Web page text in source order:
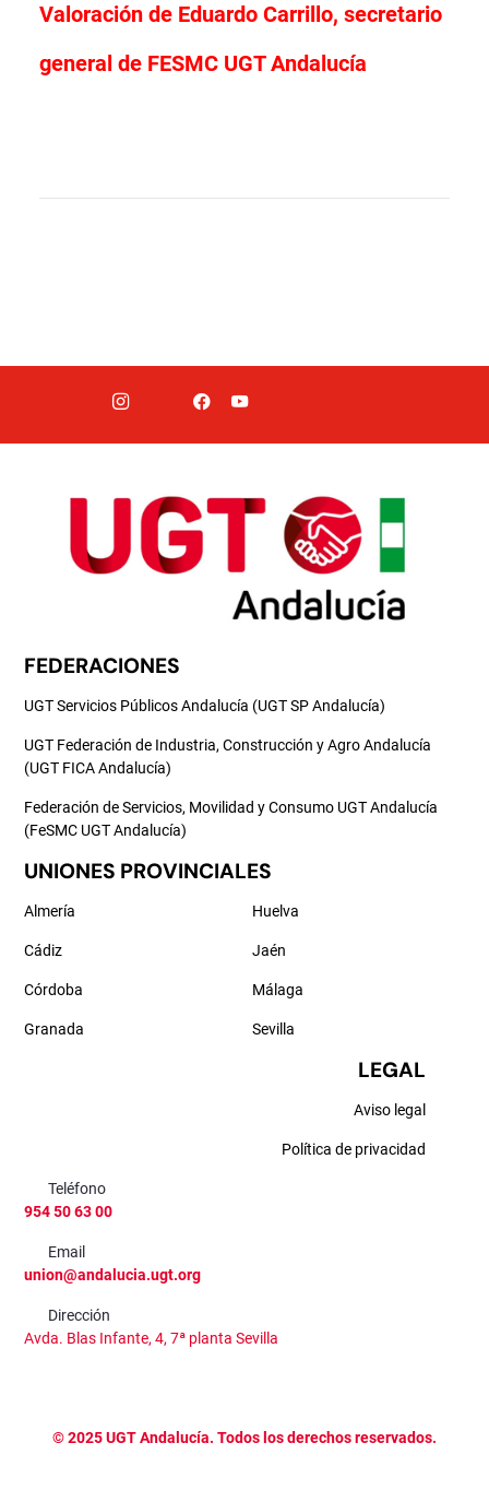
Valoración de Eduardo Carrillo, secretario
general de FESMC UGT Andalucía
FEDERACIONES
UGT Servicios Públicos Andalucía (UGT SP Andalucía)
UGT Federación de Industria, Construcción y Agro Andalucía
(UGT FICA Andalucía)
Federación de Servicios, Movilidad y Consumo UGT Andalucía
(FeSMC UGT Andalucía)
UNIONES PROVINCIALES
Almería
Cádiz
Córdoba
Granada
Huelva
Jaén
Málaga
Sevilla
LEGAL
Aviso legal
Política de privacidad
Teléfono
954 50 63 00
Email
union@andalucia.ugt.org
Dirección
Avda. Blas Infante, 4, 7ª planta Sevilla
©2025UGT Andalucía. Todos los derechos reservados.